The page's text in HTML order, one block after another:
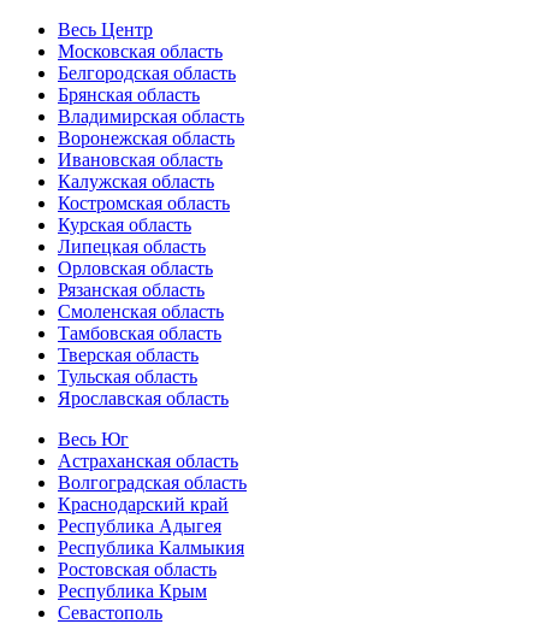
Весь Центр
Московская область
Белгородская область
Брянская область
Владимирская область
Воронежская область
Ивановская область
Калужская область
Костромская область
Курская область
Липецкая область
Орловская область
Рязанская область
Смоленская область
Тамбовская область
Тверская область
Тульская область
Ярославская область
Весь Юг
Астраханская область
Волгоградская область
Краснодарский край
Республика Адыгея
Республика Калмыкия
Ростовская область
Республика Крым
Севастополь